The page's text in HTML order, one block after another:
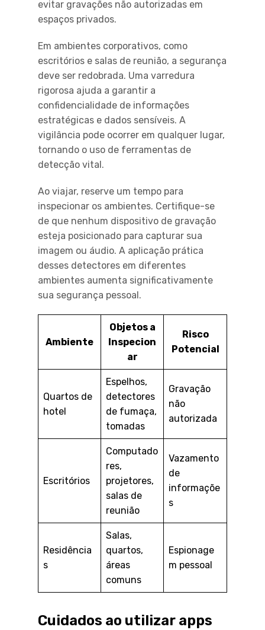
evitar gravações não autorizadas em
espaços privados.
Em ambientes corporativos, como
escritórios e salas de reunião, a segurança
deve ser redobrada. Uma varredura
rigorosa ajuda a garantir a
confidencialidade de informações
estratégicas e dados sensíveis. A
vigilância pode ocorrer em qualquer lugar,
tornando o uso de ferramentas de
detecção vital.
Ao viajar, reserve um tempo para
inspecionar os ambientes. Certifique-se
de que nenhum dispositivo de gravação
esteja posicionado para capturar sua
imagem ou áudio. A aplicação prática
desses detectores em diferentes
ambientes aumenta significativamente
sua segurança pessoal.
Ambiente
Objetos a
Inspecion
ar
Risco
Potencial
Quartos de
hotel
Espelhos,
detectores
de fumaça,
tomadas
Gravação
não
autorizada
Escritórios
Computado
res,
projetores,
salas de
reunião
Vazamento
de
informaçõe
s
Residência
s
Salas,
quartos,
áreas
comuns
Espionage
m pessoal
Cuidados ao utilizar apps